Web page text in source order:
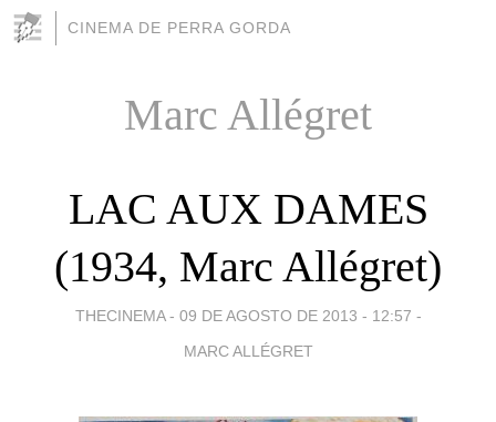
CINEMA DE PERRA GORDA
Marc Allégret
LAC AUX DAMES
(1934, Marc Allégret)
THECINEMA - 09 DE AGOSTO DE 2013 - 12:57 -
MARC ALLÉGRET